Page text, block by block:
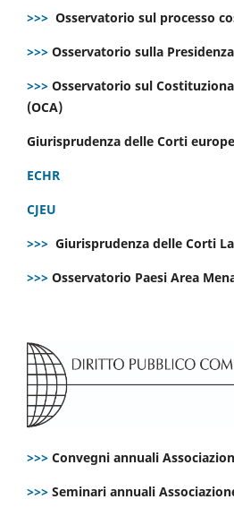
>>> Osservatorio sul processo
>>> Osservatorio sulla
>>> Osservatorio sul
(OCA)
Giurisprudenza delle Corti
ECHR
CJEU
>>> Giurisprudenza delle Corti
>>> Osservatorio Paesi Area
>>> Convegni annuali
>>> Seminari annuali